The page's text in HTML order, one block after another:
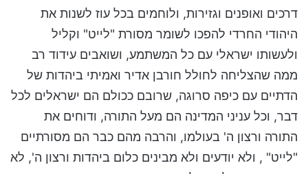
דרכים ואופנים וגזירות, ולוחמים בכל עוז לשנות את
היהודי החרדי להפכו לשומר מסורת "לייט" וקליל
ולעשותו ישראלי עם כל המשתמע, ושואבים עידוד רב
ממה שהצליחה לחולל חורבן אדיר ואמיתי ביהדות של
הדתיים עם כיפה סרוגה, שרובם ככולם הם ישראלים לכל
דבר, וכל עניני המדינה הם מעל התורה, ודוחים את
התורה ורצון ה' בעולמו, והרבה מהם כבר הם מסורתיים
"לייט" , ולא יודעים ולא מבינים כלום ביהדות ורצון ה', לא